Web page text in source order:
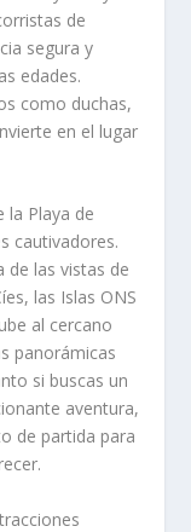
de
segura y
edades.
como duchas,
en el lugar
la Playa de
cautivadores.
de las vistas de
las Islas ONS
al cercano
panorámicas
si buscas un
aventura,
de partida para